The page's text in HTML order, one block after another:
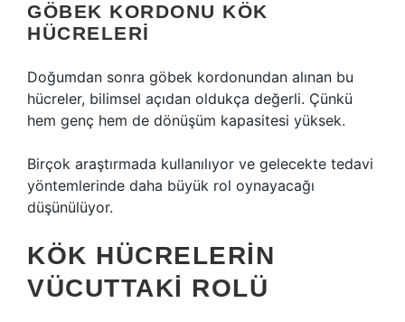
GÖBEK KORDONU KÖK
HÜCRELERI
Doğumdan sonra göbek kordonundan alınan bu
hücreler, bilimsel açıdan oldukça değerli. Çünkü
hem genç hem de dönüşüm kapasitesi yüksek.
Birçok araştırmada kullanılıyor ve gelecekte tedavi
yöntemlerinde daha büyük rol oynayacağı
düşünülüyor.
KÖK HÜCRELERIN
VÜCUTTAKI ROLÜ